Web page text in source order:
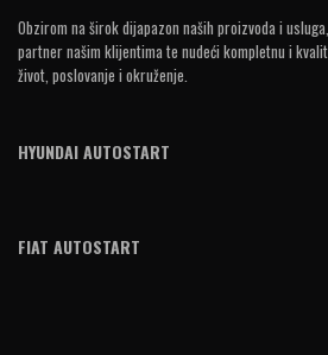
Obzirom na širok dijapazon naših proizvoda i
partner našim klijentima te nudeći kompletnu i
život, poslovanje i okruženje.
HYUNDAI AUTOSTART
FIAT AUTOSTART